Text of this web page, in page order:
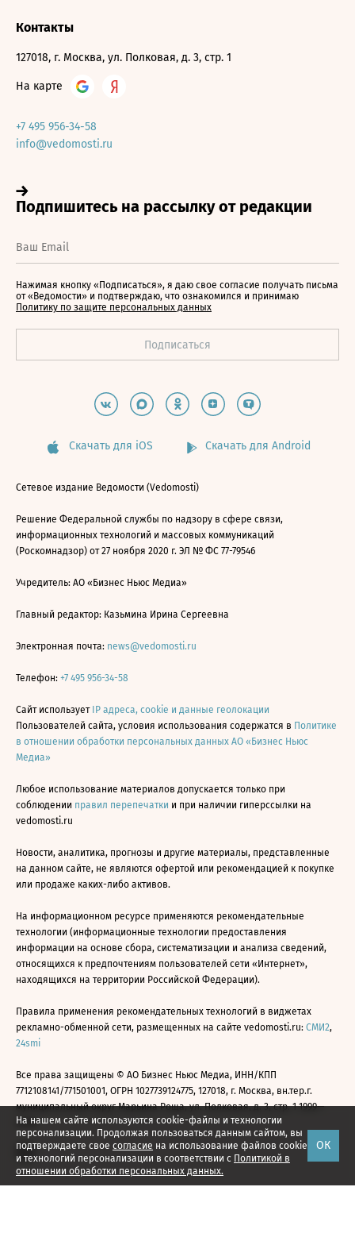
На нашем сайте используются cookie-файлы и технологии
персонализации. Продолжая пользоваться данным сайтом, вы
подтверждаете свое согласие на использование файлов cookie
и технологий персонализации в соответствии с Политикой в
отношении обработки персональных данных.
ОК
Контакты
127018, г. Москва, ул. Полковая, д. 3, стр. 1
На карте
+7 495 956-34-58
info@vedomosti.ru
Нажимая кнопку «Подписаться», я даю свое согласие получать письма
от «Ведомости» и подтверждаю, что ознакомился и принимаю
Политику по защите персональных данных
Скачать для iOS Скачать для Android
Сетевое издание Ведомости (Vedomosti)
Решение Федеральной службы по надзору в сфере связи,
информационных технологий и массовых коммуникаций
(Роскомнадзор) от 27 ноября 2020 г. ЭЛ № ФС 77-79546
Учредитель: АО «Бизнес Ньюс Медиа»
Главный редактор: Казьмина Ирина Сергеевна
Электронная почта: news@vedomosti.ru
Телефон: +7 495 956-34-58
Сайт использует IP адреса, cookie и данные геолокации
Пользователей сайта, условия использования содержатся в Политике
в отношении обработки персональных данных АО «Бизнес Ньюс
Медиа»
Любое использование материалов допускается только при
соблюдении правил перепечатки и при наличии гиперссылки на
vedomosti.ru
Новости, аналитика, прогнозы и другие материалы, представленные
на данном сайте, не являются офертой или рекомендацией к покупке
или продаже каких-либо активов.
На информационном ресурсе применяются рекомендательные
технологии (информационные технологии предоставления
информации на основе сбора, систематизации и анализа сведений,
относящихся к предпочтениям пользователей сети «Интернет»,
находящихся на территории Российской Федерации).
Правила применения рекомендательных технологий в виджетах
рекламно-обменной сети, размещенных на сайте vedomosti.ru: СМИ2,
24smi
Все права защищены © АО Бизнес Ньюс Медиа, ИНН/КПП
7712108141/771501001, ОГРН 1027739124775, 127018, г. Москва, вн.тер.г.
муниципальный округ Марьина Роща, ул. Полковая, д. 3, стр. 1 1999—
2026